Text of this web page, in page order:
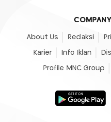
About Us Redaksi
Karier Info Iklan
Profile MNC Group